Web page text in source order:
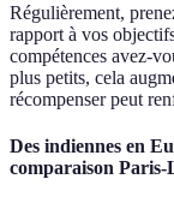
Régulièrement,
rapport à vos
compétences avez-
plus petits, cela
récompenser peut
Des indiennes en
comparaison